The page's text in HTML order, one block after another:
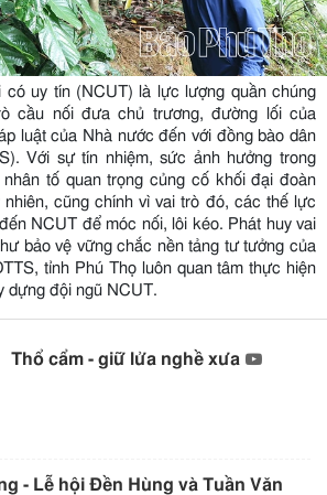
có uy tín (NCUT) là lực lượng quần chúng
cầu nối đưa chủ trương, đường lối của
luật của Nhà nước đến với đồng bào dân
Với sự tín nhiệm, sức ảnh hưởng trong
tố quan trọng củng cố khối đại đoàn
nhiên, cũng chính vì vai trò đó, các thế lực
NCUT để móc nối, lôi kéo. Phát huy vai
bảo vệ vững chắc nền tảng tư tưởng của
tỉnh Phú Thọ luôn quan tâm thực hiện
dựng đội ngũ NCUT.
Thổ cẩm - giữ lửa nghề xưa
- Lễ hội Đền Hùng và Tuần Văn